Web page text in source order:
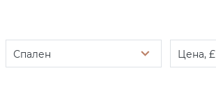
Спален Цена, £